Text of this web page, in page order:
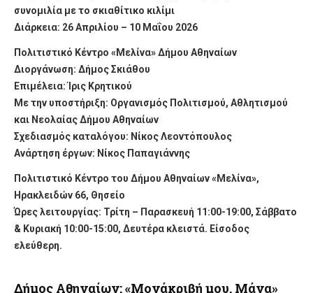
συνομιλία με το σκιαθίτικο κιλίμι
Διάρκεια: 26 Απριλίου – 10 Μαΐου 2026
Πολιτιστικό Κέντρο «Μελίνα»Δήμου Αθηναίων
Διοργάνωση: Δήμος Σκιάθου
Επιμέλεια: Ίρις Κρητικού
Με την υποστήριξη: Οργανισμός Πολιτισμού, Αθλητισμού
και Νεολαίας Δήμου Αθηναίων
Σχεδιασμός καταλόγου: Νίκος Λεοντόπουλος
Ανάρτηση έργων: Νίκος Παπαγιάννης
Πολιτιστικό Κέντρο του Δήμου Αθηναίων «Μελίνα»,
Ηρακλειδών 66, Θησείο
Ώρες λειτουργίας: Τρίτη – Παρασκευή 11:00-19:00, Σάββατο
& Κυριακή 10:00-15:00, Δευτέρα κλειστά. Είσοδος
ελεύθερη.
Δήμος Αθηναίων: «Μονάκριβή μου, Μάνα»